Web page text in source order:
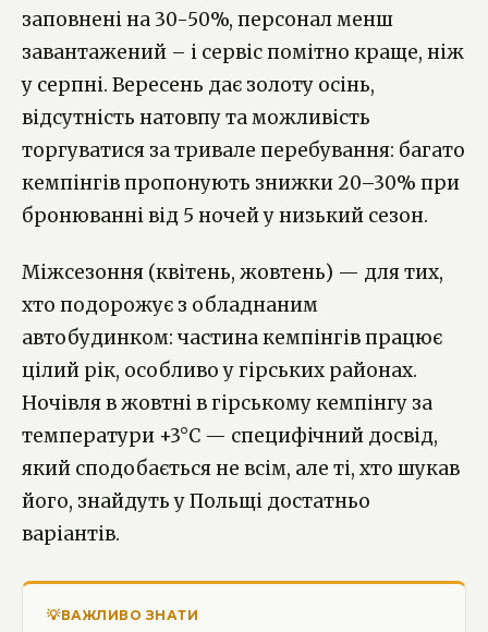
заповнені на 30-50%, персонал менш
завантажений – і сервіс помітно краще, ніж
у серпні. Вересень дає золоту осінь,
відсутність натовпу та можливість
торгуватися за тривале перебування: багато
кемпінгів пропонують знижки 20–30% при
бронюванні від 5 ночей у низький сезон.
Міжсезоння (квітень, жовтень) — для тих,
хто подорожує з обладнаним
автобудинком: частина кемпінгів працює
цілий рік, особливо у гірських районах.
Ночівля в жовтні в гірському кемпінгу за
температури +3°C — специфічний досвід,
який сподобається не всім, але ті, хто шукав
його, знайдуть у Польщі достатньо
варіантів.
💡ВАЖЛИВО ЗНАТИ